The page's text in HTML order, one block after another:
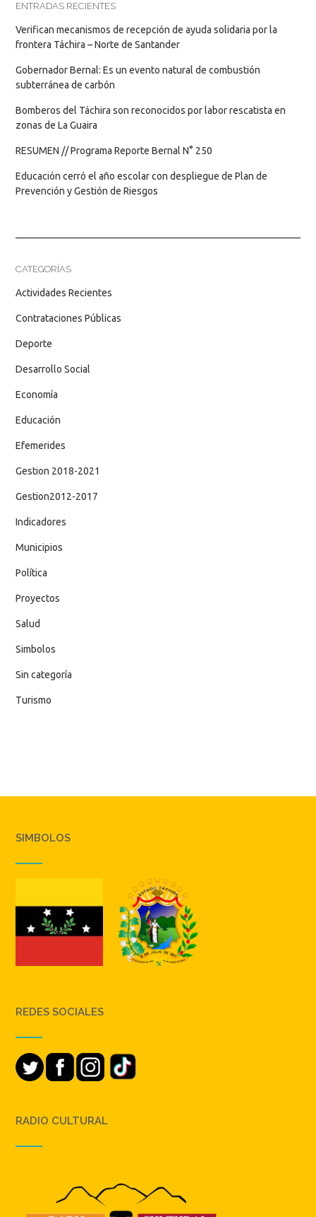
ENTRADAS RECIENTES
Verifican mecanismos de recepción de ayuda solidaria por la
frontera Táchira – Norte de Santander
Gobernador Bernal: Es un evento natural de combustión
subterránea de carbón
Bomberos del Táchira son reconocidos por labor rescatista en
zonas de La Guaira
RESUMEN // Programa Reporte Bernal N° 250
Educación cerró el año escolar con despliegue de Plan de
Prevención y Gestión de Riesgos
CATEGORÍAS
Actividades Recientes
Contrataciones Públicas
Deporte
Desarrollo Social
Economía
Educación
Efemerides
Gestion 2018-2021
Gestion2012-2017
Indicadores
Municipios
Política
Proyectos
Salud
Simbolos
Sin categoría
Turismo
SIMBOLOS
REDES SOCIALES
RADIO CULTURAL